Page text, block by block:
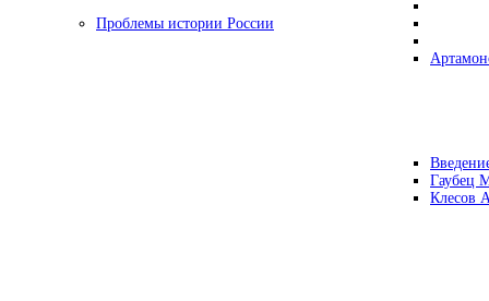
Проблемы истории России
Гаубец
Клесов